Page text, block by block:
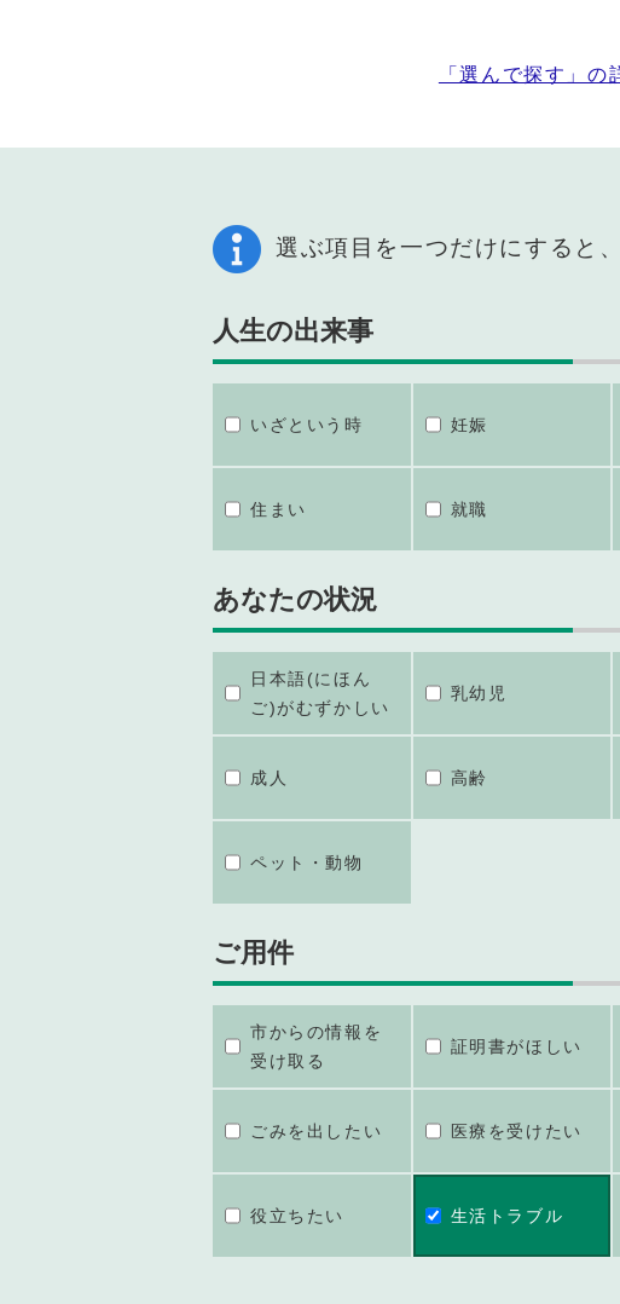
「選んで探す」の
選ぶ項目を一つだけにすると
人生の出来事
いざという時 妊娠
住まい 就職
あなたの状況
日本語(にほん
ご)がむずかしい
乳幼児
成人 高齢
ペット・動物
ご用件
市からの情報を
受け取る
証明書がほしい
ごみを出したい 医療を受けたい
役立ちたい 生活トラブル